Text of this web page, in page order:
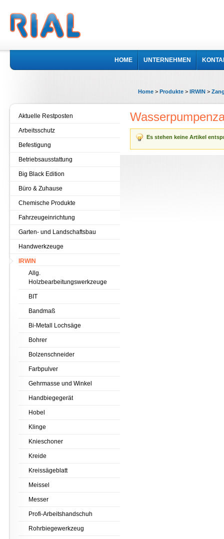
HOME UNTERNEHMEN
Home > Produkte > IRWIN >
Es stehen keine Artikel
Aktuelle Restposten
Arbeitsschutz
Befestigung
Betriebsausstattung
Big Black Edition
Büro & Zuhause
Chemische Produkte
Fahrzeugeinrichtung
Garten- und Landschaftsbau
Handwerkzeuge
IRWIN
Allg.
Holzbearbeitungswerkzeuge
BIT
Bandmaß
Bi-Metall Lochsäge
Bohrer
Bolzenschneider
Farbpulver
Gehrmasse und Winkel
Handbiegegerät
Hobel
Klinge
Knieschoner
Kreide
Kreissägeblatt
Meissel
Messer
Profi-Arbeitshandschuh
Rohrbiegewerkzeug